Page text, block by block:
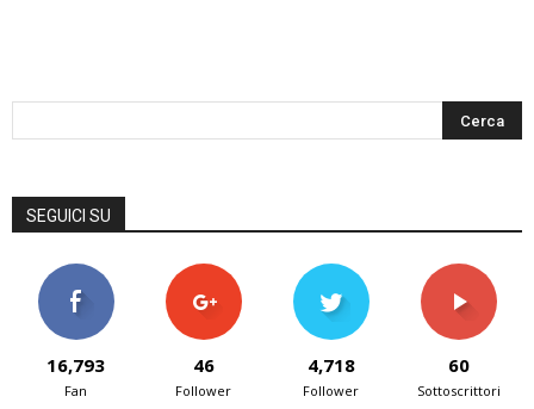
SEGUICI SU
16,793
Fan
46
Follower
4,718
Follower
60
Sottoscrittori